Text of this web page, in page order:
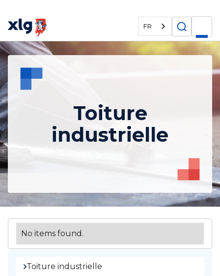
FR
Toiture
industrielle
No items found.
Toiture industrielle